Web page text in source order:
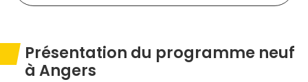
Présentation du programme neuf
à Angers